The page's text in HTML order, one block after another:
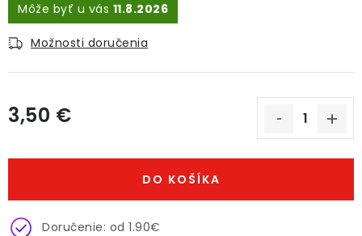
11.8.2026
Možnosti doručenia
3,50 €
DO KOŠÍKA
Doručenie: od 1.90€